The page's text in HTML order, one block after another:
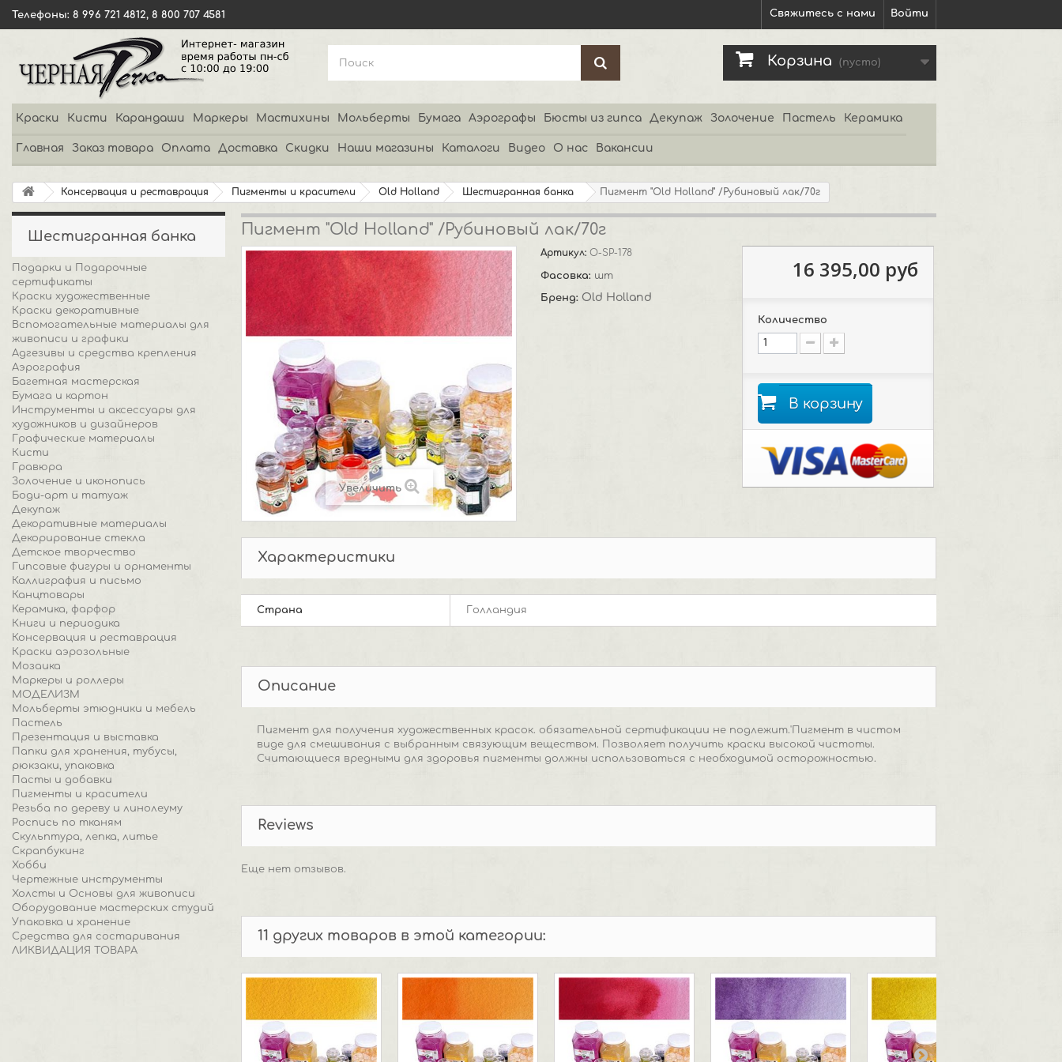
Войти
Свяжитесь с нами
Телефоны: 8 996 721 4812, 8 800 707 4581
Корзина (пусто)
Краски Кисти Карандаши Маркеры Мастихины Мольберты Бумага Аэрографы Бюсты из гипса Декупаж Золочение Пастель Керамика
Главная Заказ товара Оплата Доставка Скидки Наши магазины Каталоги Видео О нас Вакансии
Консервация и реставрация Пигменты и красители Old Holland Шестигранная банка Пигмент "Old Holland" /Рубиновый лак/70г
Шестигранная банка
Подарки и Подарочные
сертификаты
Краски художественные
Краски декоративные
Вспомогательные материалы для
живописи и графики
Адгезивы и средства крепления
Аэрография
Багетная мастерская
Бумага и картон
Инструменты и аксессуары для
художников и дизайнеров
Графические материалы
Кисти
Гравюра
Золочение и иконопись
Боди-арт и татуаж
Декупаж
Декоративные материалы
Декорирование стекла
Детское творчество
Гипсовые фигуры и орнаменты
Каллиграфия и письмо
Канцтовары
Керамика, фарфор
Книги и периодика
Консервация и реставрация
Краски аэрозольные
Мозаика
Маркеры и роллеры
МОДЕЛИЗМ
Мольберты этюдники и мебель
Пастель
Презентация и выставка
Папки для хранения, тубусы,
рюкзаки, упаковка
Пасты и добавки
Пигменты и красители
Резьба по дереву и линолеуму
Роспись по тканям
Скульптура, лепка, литье
Скрапбукинг
Хобби
Чертежные инструменты
Холсты и Основы для живописи
Оборудование мастерских студий
Упаковка и хранение
Средства для состаривания
ЛИКВИДАЦИЯ ТОВАРА
Пигмент "Old Holland" /Рубиновый лак/70г
Увеличить
Артикул:O-SP-178
Фасовка: шт
Бренд: Old Holland
16 395,00 руб
Количество
В корзину
Характеристики
Страна Голландия
Описание
Пигмент для получения художественных красок. обязательной сертификации не подлежит.'Пигмент в чистом
виде для смешивания с выбранным связующим веществом. Позволяет получить краски высокой чистоты.
Считающиеся вредными для здоровья пигменты должны использоваться с необходимой осторожностью.
Reviews
Еще нет отзывов.
11 других товаров в этой категории: